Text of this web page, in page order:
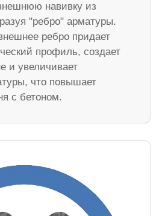
навивку из
"ребро" арматуры.
ребро придает
профиль, создает
и увеличивает
что повышает
с бетоном.